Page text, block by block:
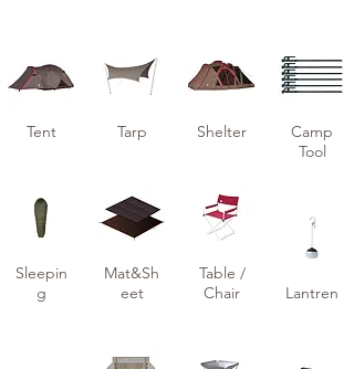
Tent
Sleepin
g
Tarp
Mat&Sh
eet
Shelter
Table /
Chair
Camp
Tool
Lantren